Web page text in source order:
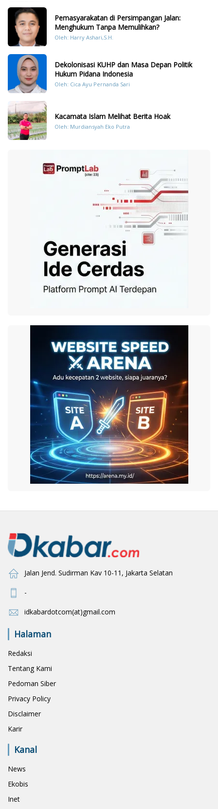
Pemasyarakatan di Persimpangan Jalan:
Menghukum Tanpa Memulihkan?
Oleh: Harry Ashari,S.H.
Dekolonisasi KUHP dan Masa Depan Politik
Hukum Pidana Indonesia
Oleh: Cica Ayu Pernanda Sari
Kacamata Islam Melihat Berita Hoak
Oleh: Murdiansyah Eko Putra
Jalan Jend. Sudirman Kav 10-11, Jakarta Selatan
-
idkabardotcom(at)gmail.com
Halaman
Redaksi
Tentang Kami
Pedoman Siber
Privacy Policy
Disclaimer
Karir
Kanal
News
Ekobis
Inet